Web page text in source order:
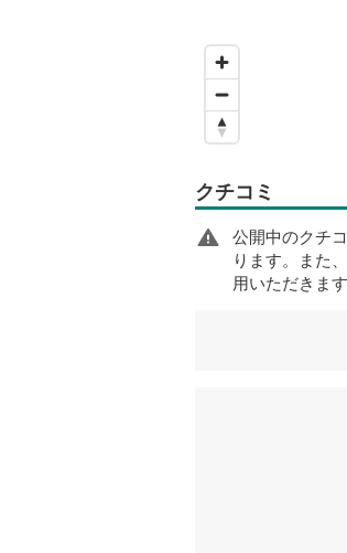
クチコミ
公開中のクチ
ります。また
用いただきま